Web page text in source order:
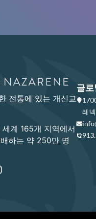
전통에 있는 개신교
계 165개 지역에서
하는 약 250만 명
글로
레